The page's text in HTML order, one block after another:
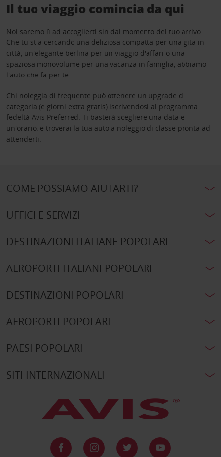
Il tuo viaggio comincia da qui
Noi saremo lì ad accoglierti sin dal momento del tuo arrivo.
Che tu stia cercando una deliziosa compatta per una gita in
città, un'elegante berlina per un viaggio d'affari o una
spaziosa monovolume per una vacanza in famiglia, abbiamo
l'auto che fa per te.
Chi noleggia di frequente può ottenere un upgrade di
categoria (e giorni extra gratis) iscrivendosi al programma
fedeltà Avis Preferred. Ti basterà scegliere una data e
un'orario, e troverai la tua auto a noleggio di classe pronta ad
attenderti.
COME POSSIAMO AIUTARTI?
UFFICI E SERVIZI
DESTINAZIONI ITALIANE POPOLARI
AEROPORTI ITALIANI POPOLARI
DESTINAZIONI POPOLARI
AEROPORTI POPOLARI
PAESI POPOLARI
SITI INTERNAZIONALI